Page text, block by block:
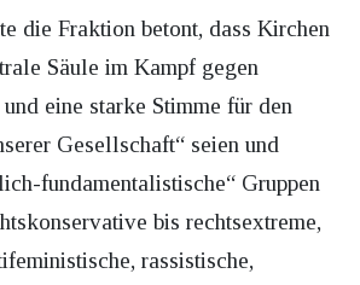
die Fraktion betont, dass Kirchen
Säule im Kampf gegen
eine starke Stimme für den
Gesellschaft“ seien und
fundamentalistische“ Gruppen
bis rechtsextreme,
rassistische,